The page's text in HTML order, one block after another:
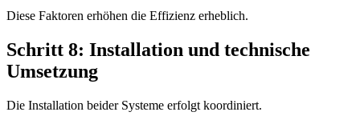
Diese Faktoren erhöhen die Effizienz erheblich.
Schritt 8: Installation und technische
Umsetzung
Die Installation beider Systeme erfolgt koordiniert.